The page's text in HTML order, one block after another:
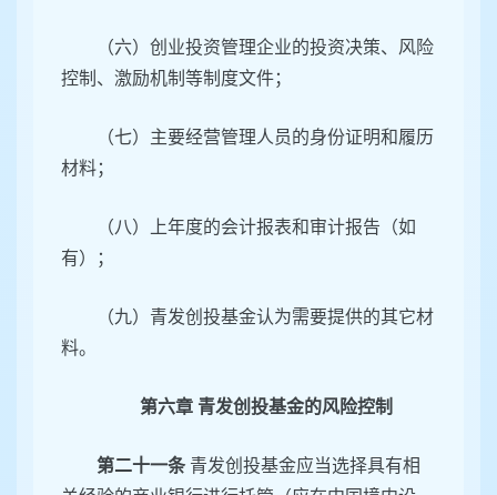
（六）创业投资管理企业的投资决策、风险
控制、激励机制等制度文件；
（七）主要经营管理人员的身份证明和履历
材料；
（八）上年度的会计报表和审计报告（如
有）；
（九）青发创投基金认为需要提供的其它材
料。
第六章 青发创投基金的风险控制
第二十一条 青发创投基金应当选择具有相